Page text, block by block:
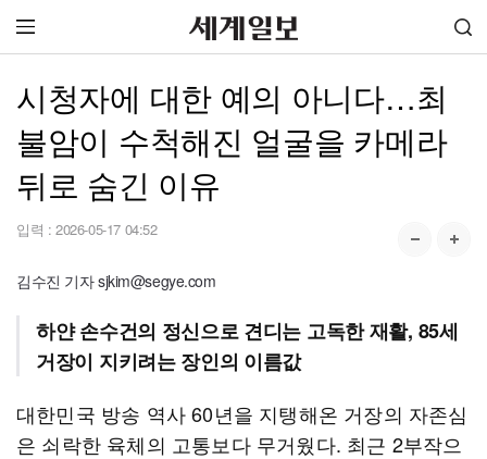
시청자에 대한 예의 아니다…최
불암이 수척해진 얼굴을 카메라
뒤로 숨긴 이유
입력 : 2026-05-17 04:52
김수진 기자 sjkim@segye.com
하얀 손수건의 정신으로 견디는 고독한 재활, 85세
거장이 지키려는 장인의 이름값
대한민국 방송 역사 60년을 지탱해온 거장의 자존심
은 쇠락한 육체의 고통보다 무거웠다. 최근 2부작으